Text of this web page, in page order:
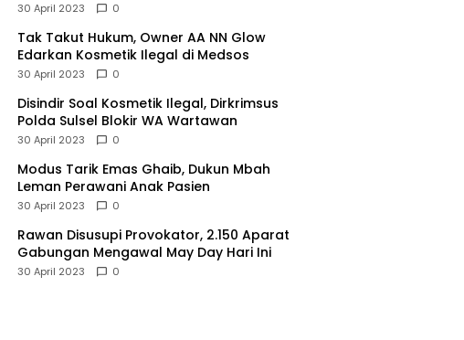
30 April 2023 0
Tak Takut Hukum, Owner AA NN Glow
Edarkan Kosmetik Ilegal di Medsos
30 April 2023 0
Disindir Soal Kosmetik Ilegal, Dirkrimsus
Polda Sulsel Blokir WA Wartawan
30 April 2023 0
Modus Tarik Emas Ghaib, Dukun Mbah
Leman Perawani Anak Pasien
30 April 2023 0
Rawan Disusupi Provokator, 2.150 Aparat
Gabungan Mengawal May Day Hari Ini
30 April 2023 0